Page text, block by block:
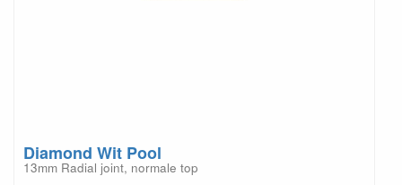
Diamond Wit Pool
13mm Radial joint, normale top